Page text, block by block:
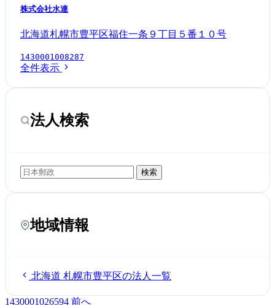
株式会社水連
北海道札幌市豊平区福住一条９丁目５番１０号
1430001008287
全件表示
法人検索
検索
地域情報
北海道 札幌市豊平区の法人一覧
1430001026594 前へ